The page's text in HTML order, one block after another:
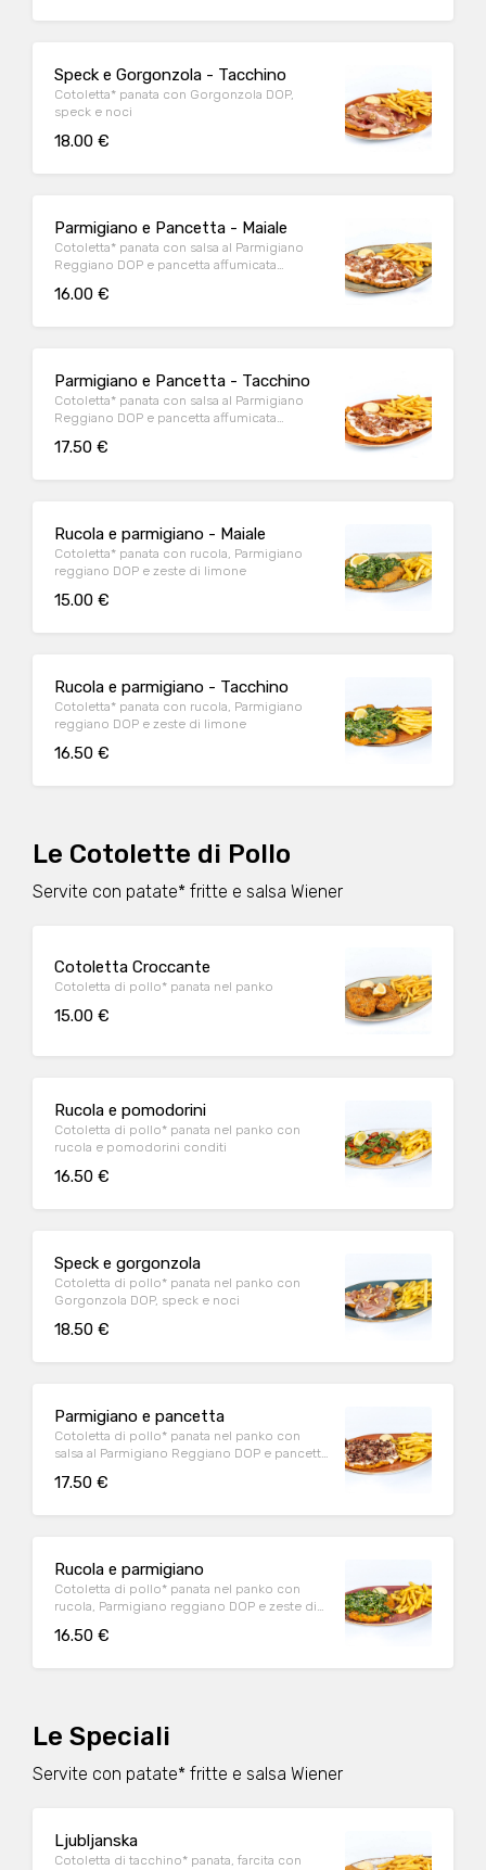
Speck e Gorgonzola - Tacchino
Cotoletta* panata con Gorgonzola DOP,
speck e noci
18.00 €
Parmigiano e Pancetta - Maiale
Cotoletta* panata con salsa al Parmigiano
Reggiano DOP e pancetta affumicata
16.00 €
Parmigiano e Pancetta - Tacchino
Cotoletta* panata con salsa al Parmigiano
Reggiano DOP e pancetta affumicata
17.50 €
Rucola e parmigiano - Maiale
Cotoletta* panata con rucola, Parmigiano
reggiano DOP e zeste di limone
15.00 €
Rucola e parmigiano - Tacchino
Cotoletta* panata con rucola, Parmigiano
reggiano DOP e zeste di limone
16.50 €
Le Cotolette di Pollo
Servite con patate* fritte e salsa Wiener
Cotoletta Croccante
Cotoletta di pollo* panata nel panko
15.00 €
Rucola e pomodorini
Cotoletta di pollo* panata nel panko con
rucola e pomodorini conditi
16.50 €
Speck e gorgonzola
Cotoletta di pollo* panata nel panko con
Gorgonzola DOP, speck e noci
18.50 €
Parmigiano e pancetta
Cotoletta di pollo* panata nel panko con
salsa al Parmigiano Reggiano DOP e pancetta
17.50 €
Rucola e parmigiano
Cotoletta di pollo* panata nel panko con
rucola, Parmigiano reggiano DOP e zeste di
16.50 €
Le Speciali
Servite con patate* fritte e salsa Wiener
Ljubljanska
Cotoletta di tacchino* panata, farcita con